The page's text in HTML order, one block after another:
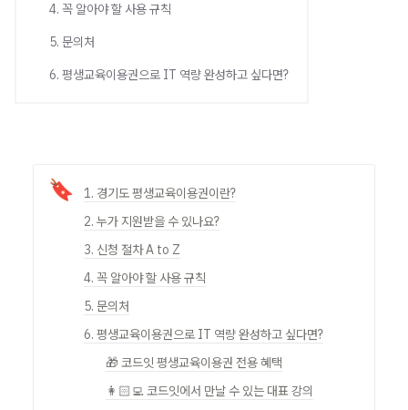
4. 꼭 알아야 할 사용 규칙
5. 문의처
6. 평생교육이용권으로 IT 역량 완성하고 싶다면?
🔖
1. 경기도 평생교육이용권이란?
2. 누가 지원받을 수 있나요?
3. 신청 절차 A to Z
4. 꼭 알아야 할 사용 규칙
5. 문의처
6. 평생교육이용권으로 IT 역량 완성하고 싶다면?
🎁 코드잇 평생교육이용권 전용 혜택
👩🏻‍💻 코드잇에서 만날 수 있는 대표 강의